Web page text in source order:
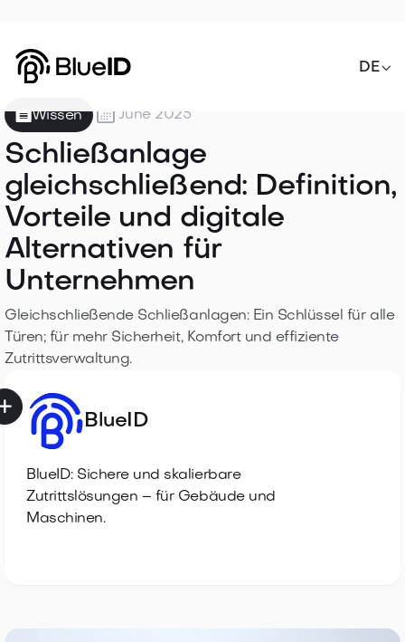
DE
Wissen June 2025
Schließanlage
gleichschließend: Definition,
Vorteile und digitale
Alternativen für
Unternehmen
Gleichschließende Schließanlagen: Ein Schlüssel für alle
Türen; für mehr Sicherheit, Komfort und effiziente
Zutrittsverwaltung.
BlueID
BlueID: Sichere und skalierbare
Zutrittslösungen – für Gebäude und
Maschinen.